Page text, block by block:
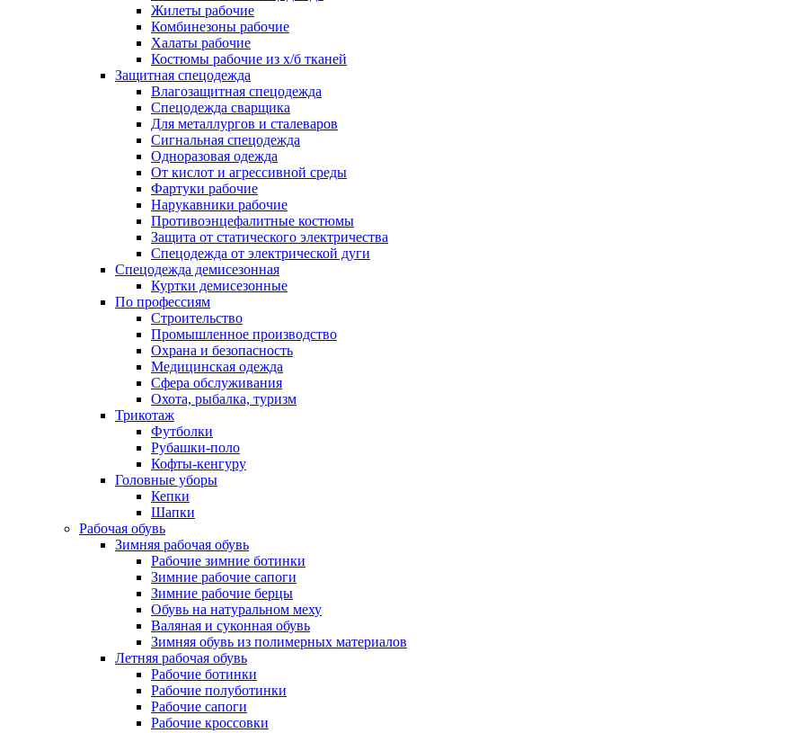
Жилеты рабочие
Комбинезоны рабочие
Халаты рабочие
Костюмы рабочие из х/б тканей
Защитная спецодежда
Влагозащитная спецодежда
Спецодежда сварщика
Для металлургов и сталеваров
Сигнальная спецодежда
Одноразовая одежда
От кислот и агрессивной среды
Фартуки рабочие
Нарукавники рабочие
Противоэнцефалитные костюмы
Защита от статического электричества
Спецодежда от электрической дуги
Спецодежда демисезонная
Куртки демисезонные
По профессиям
Строительство
Промышленное производство
Охрана и безопасность
Медицинская одежда
Сфера обслуживания
Охота, рыбалка, туризм
Трикотаж
Футболки
Рубашки-поло
Кофты-кенгуру
Головные уборы
Кепки
Шапки
Рабочая обувь
Зимняя рабочая обувь
Рабочие зимние ботинки
Зимние рабочие сапоги
Зимние рабочие берцы
Обувь на натуральном меху
Валяная и суконная обувь
Зимняя обувь из полимерных материалов
Летняя рабочая обувь
Рабочие ботинки
Рабочие полуботинки
Рабочие сапоги
Рабочие кроссовки